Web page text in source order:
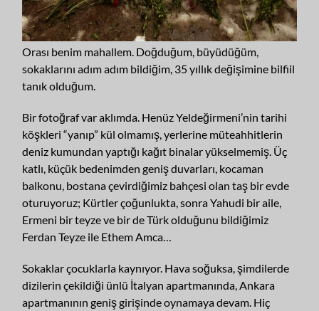
Orası benim mahallem. Doğduğum, büyüdüğüm,
sokaklarını adım adım bildiğim, 35 yıllık değişimine bilfiil
tanık olduğum.
Bir fotoğraf var aklımda. Henüz Yeldeğirmeni’nin tarihi
köşkleri “yanıp” kül olmamış, yerlerine müteahhitlerin
deniz kumundan yaptığı kağıt binalar yükselmemiş. Üç
katlı, küçük bedenimden geniş duvarları, kocaman
balkonu, bostana çevirdiğimiz bahçesi olan taş bir evde
oturuyoruz; Kürtler çoğunlukta, sonra Yahudi bir aile,
Ermeni bir teyze ve bir de Türk olduğunu bildiğimiz
Ferdan Teyze ile Ethem Amca…
Sokaklar çocuklarla kaynıyor. Hava soğuksa, şimdilerde
dizilerin çekildiği ünlü İtalyan apartmanında, Ankara
apartmanının geniş girişinde oynamaya devam. Hiç